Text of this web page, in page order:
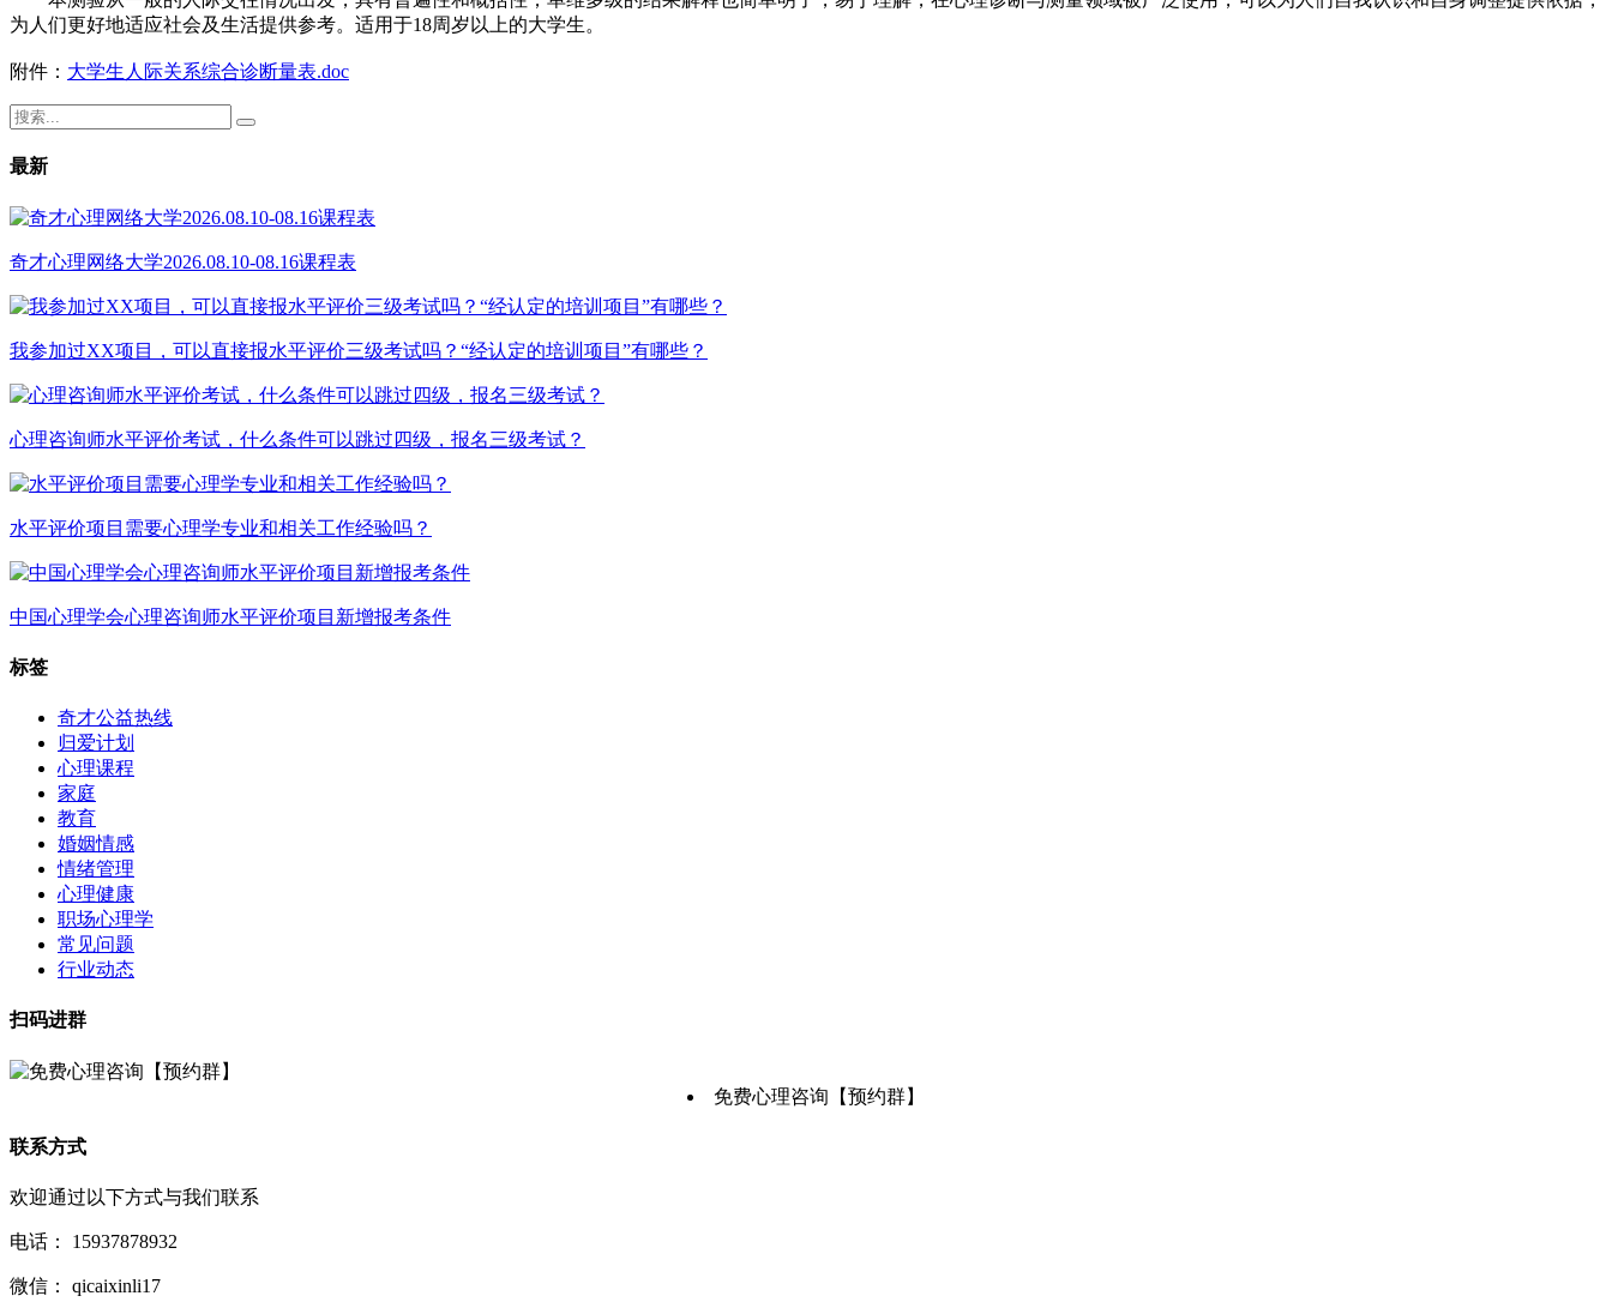
为人们更好地适应社会及生活提供参考。适用于18周岁以上的大学生。
附件： 大学生人际关系综合诊断量表.doc
最新
奇才心理网络大学2026.08.10-08.16课程表
我参加过XX项目，可以直接报水平评价三级考试吗？“经认定的培训项目”有哪些？
心理咨询师水平评价考试，什么条件可以跳过四级，报名三级考试？
水平评价项目需要心理学专业和相关工作经验吗？
中国心理学会心理咨询师水平评价项目新增报考条件
标签
奇才公益热线
归爱计划
心理课程
家庭
教育
婚姻情感
情绪管理
心理健康
职场心理学
常见问题
行业动态
扫码进群
免费心理咨询【预约群】
联系方式
欢迎通过以下方式与我们联系
电话： 15937878932
微信： qicaixinli17